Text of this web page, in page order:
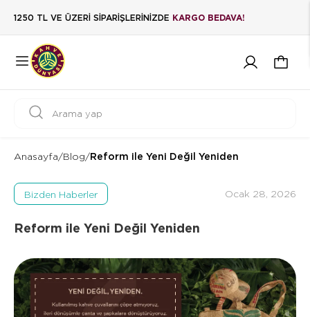
1250 TL VE ÜZERİ SİPARİŞLERİNİZDE KARGO BEDAVA!
Anasayfa/Blog/Reform ile Yeni Değil Yeniden
Bizden Haberler Ocak 28, 2026
Reform ile Yeni Değil Yeniden